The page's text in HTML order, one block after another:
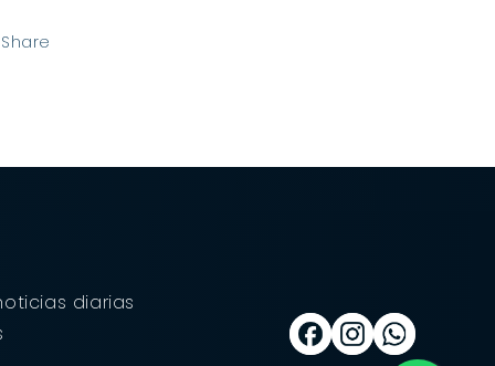
Share
diarias